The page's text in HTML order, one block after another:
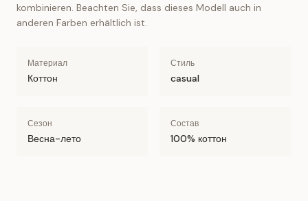
kombinieren. Beachten Sie, dass dieses Modell auch in
anderen Farben erhältlich ist.
Материал
Коттон
Стиль
casual
Сезон
Весна-лето
Состав
100% коттон